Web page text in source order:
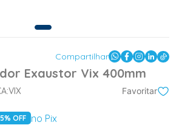
Compartilhar
Exaustor Vix 400mm
VIX Favoritar
5% OFF no Pix